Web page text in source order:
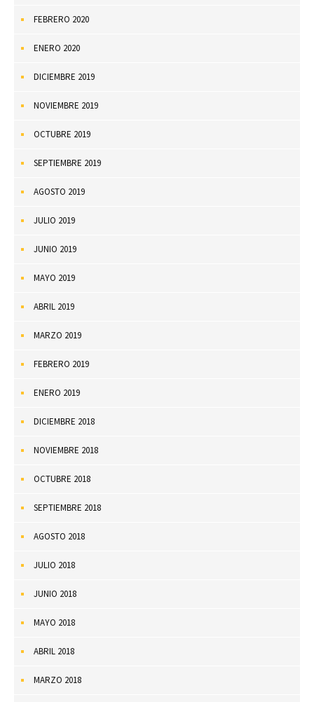
FEBRERO 2020
ENERO 2020
DICIEMBRE 2019
NOVIEMBRE 2019
OCTUBRE 2019
SEPTIEMBRE 2019
AGOSTO 2019
JULIO 2019
JUNIO 2019
MAYO 2019
ABRIL 2019
MARZO 2019
FEBRERO 2019
ENERO 2019
DICIEMBRE 2018
NOVIEMBRE 2018
OCTUBRE 2018
SEPTIEMBRE 2018
AGOSTO 2018
JULIO 2018
JUNIO 2018
MAYO 2018
ABRIL 2018
MARZO 2018